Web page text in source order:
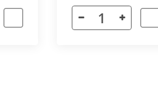
завершенности и помогает
жесткость короба.